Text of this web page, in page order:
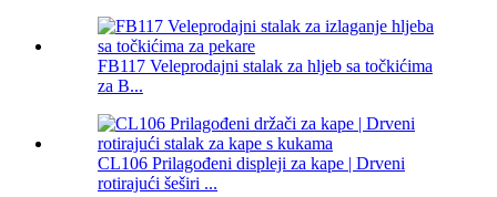
FB117 Veleprodajni stalak za hljeb sa točkićima
za B...
CL106 Prilagođeni displeji za kape | Drveni
rotirajući šeširi ...